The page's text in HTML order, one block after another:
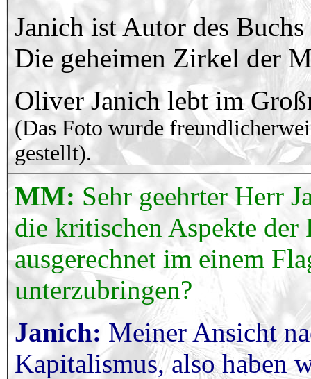
Janich ist Autor des
Die geheimen Zirkel der
Oliver Janich lebt im
(Das Foto wurde
gestellt).
MM: Sehr geehrter Herr
die kritischen Aspekte der
ausgerechnet im einem
unterzubringen?
Janich: Meiner Ansicht
Kapitalismus, also haben